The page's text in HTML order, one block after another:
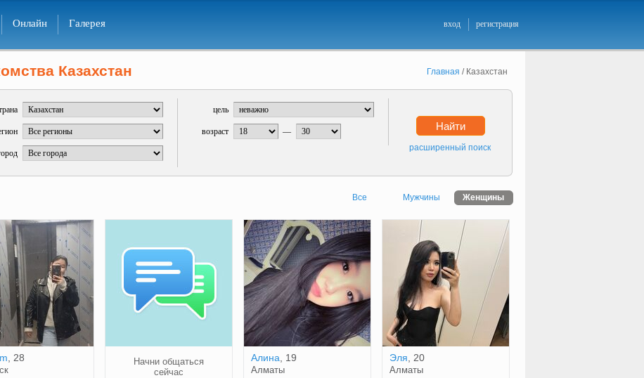
Онлайн Галерея вход регистрация
Казахстан Главная / Казахстан
цель
возраст — Найти
расширенный поиск
Все Мужчины Женщины
, 28
Начни общаться
сейчас
Алина , 19
Алматы
Эля , 20
Алматы